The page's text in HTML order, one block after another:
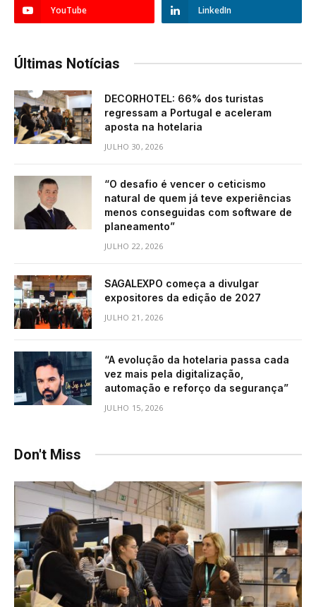
YouTube LinkedIn
Últimas Notícias
DECORHOTEL: 66% dos turistas
regressam a Portugal e aceleram
aposta na hotelaria
JULHO 30, 2026
“O desafio é vencer o ceticismo
natural de quem já teve experiências
menos conseguidas com software de
planeamento”
JULHO 22, 2026
SAGALEXPO começa a divulgar
expositores da edição de 2027
JULHO 21, 2026
“A evolução da hotelaria passa cada
vez mais pela digitalização,
automação e reforço da segurança”
JULHO 15, 2026
Don't Miss